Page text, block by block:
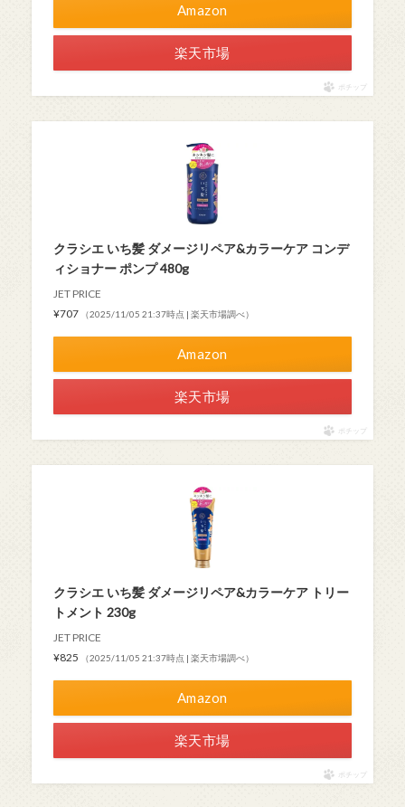
Amazon
楽天市場
ポチップ
クラシエ いち髪 ダメージリペア&カラーケア コンデ
ィショナー ポンプ 480g
JET PRICE
¥707
（2025/11/05 21:37時点 | 楽天市場調べ）
Amazon
楽天市場
ポチップ
クラシエ いち髪 ダメージリペア&カラーケア トリー
トメント 230g
JET PRICE
¥825
（2025/11/05 21:37時点 | 楽天市場調べ）
Amazon
楽天市場
ポチップ